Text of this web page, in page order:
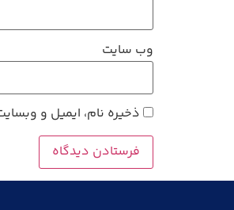
وب‌ سایت
ذخیره نام، ایمیل و